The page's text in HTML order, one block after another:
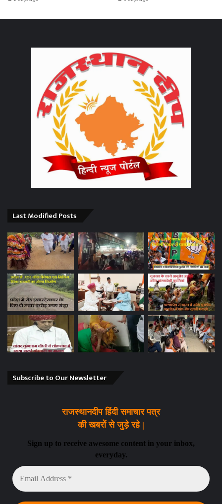
Last Modified Posts
Subscribe to Our Newsletter
राजस्थानदीप हिंदी समाचार पत्र
की खबरों से जुड़े रहे |
Sign up to receive awesome content in your inbox,
everyday.
Email
Address
*